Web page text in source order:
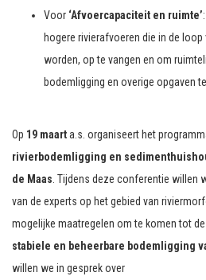
Voor ‘Afvoercapaciteit en ruimte’
hogere rivierafvoeren die in de
worden, op te vangen en om
bodemligging en overige opgaven
Op 19 maarta.s. organiseert het
rivierbodemligging en
de Maas . Tijdens deze conferentie willen
van de experts op het gebied van
mogelijke maatregelen om te komen tot
stabiele en beheerbare bodemligging
willen we in gesprek over